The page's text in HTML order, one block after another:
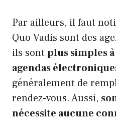
Par ailleurs, il faut
Quo Vadis sont des
ils sont plus simples
agendas
généralement de
rendez-vous. Aussi,
nécessite aucune